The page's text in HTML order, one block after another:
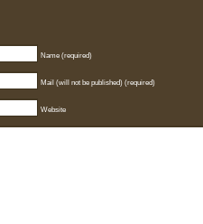
Name (required)
Mail (will not be published) (required)
Website